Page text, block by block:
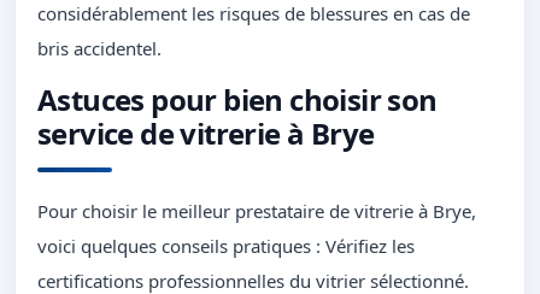
considérablement les risques de blessures en cas de
bris accidentel.
Astuces pour bien choisir son
service de vitrerie à Brye
Pour choisir le meilleur prestataire de vitrerie à Brye,
voici quelques conseils pratiques : Vérifiez les
certifications professionnelles du vitrier sélectionné.